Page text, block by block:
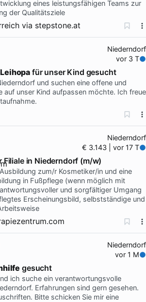
eines leistungsfähigen Teams zur
der Qualitätsziele
via stepstone.at
Niederndorf
vor 3 T
Leihopa für unser Kind gesucht
und suchen eine offene und
auf unser Kind aufpassen möchte. Ich freue
Niederndorf
€ 3.143 | vor 17 T
in Niederndorf (m/w)
zum/r Kosmetiker/in und eine
in Fußpflege (wenn möglich mit
und sorgfältiger Umgang
Erscheinungsbild, selbstständige und
Niederndorf
vor 1 M
gesucht
ich suche ein verantwortungsvolle
Erfahrungen sind gern gesehen.
Bitte schicken Sie mir eine